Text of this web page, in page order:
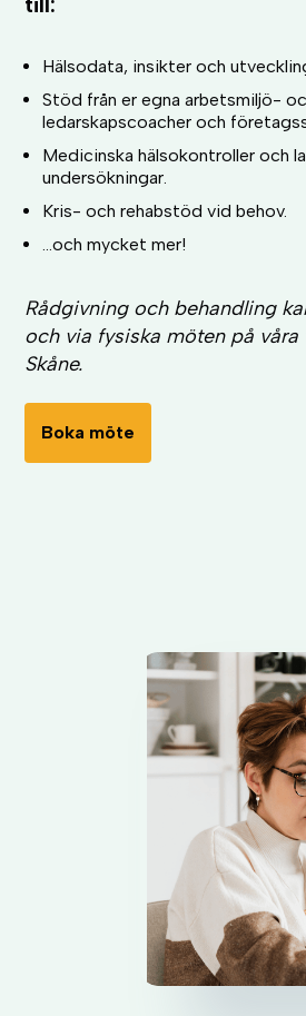
Hälsodata, insikter och
Stöd från er egna arbetsmiljö-
ledarskapscoacher och
Medicinska hälsokontroller och
undersökningar.
Kris- och rehabstöd vid behov.
...och mycket mer!
Rådgivning och behandling
och via fysiska möten på våra
Skåne.
Boka möte